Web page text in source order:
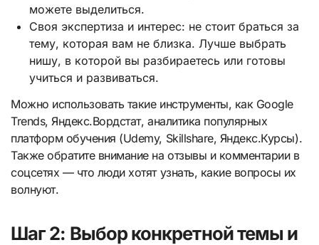
можете выделиться.
Своя экспертиза и интерес: не стоит браться за
тему, которая вам не близка. Лучше выбрать
нишу, в которой вы разбираетесь или готовы
учиться и развиваться.
Можно использовать такие инструменты, как Google
Trends, Яндекс.Вордстат, аналитика популярных
платформ обучения (Udemy, Skillshare, Яндекс.Курсы).
Также обратите внимание на отзывы и комментарии в
соцсетях — что люди хотят узнать, какие вопросы их
волнуют.
Шаг 2: Выбор конкретной темы и